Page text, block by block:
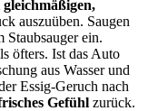
auszuüben. Saugen
Staubsauger ein.
öfters. Ist das Auto
aus Wasser und
Essig-Geruch nach
Gefühl zurück.